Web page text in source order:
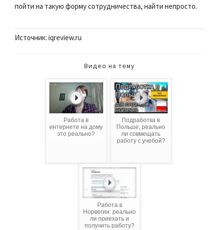
пойти на такую форму сотрудничества, найти непросто.
Источник: iqreview.ru
Видео на тему
Работа в
интернете на дому
это реально?
Подработка в
Польше, реально
ли совмещать
работу с учебой?
Работа в
Норвегии: реально
ли приехать и
получить работу?